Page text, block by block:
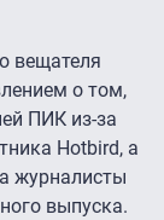
вещателя
о том,
ПИК из-за
Hotbird, а
журналисты
выпуска.